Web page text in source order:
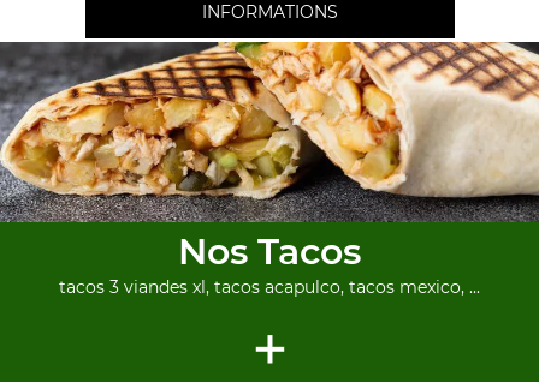
INFORMATIONS
Nos Tacos
tacos 3 viandes xl, tacos acapulco, tacos mexico, ...
+